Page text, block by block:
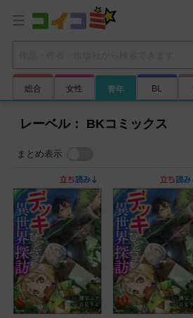
総合 女性 青年 BL
レーベル： BKコミックス
まとめ表示